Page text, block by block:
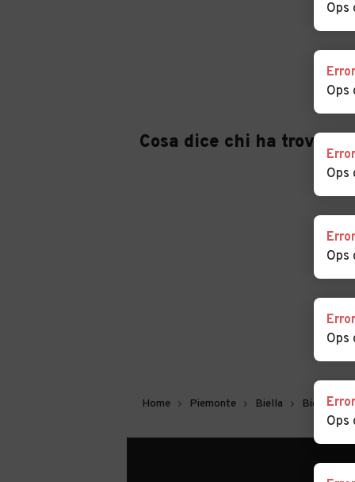
Cosa dice chi ha trovato
Home Piemonte Biella Bioglio
Ops
Error
Ops
Error
Ops
Error
Ops
Error
Ops
Error
Ops